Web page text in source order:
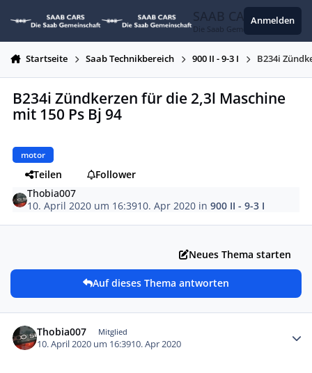
SAAB CARS
Die Saab Gemeinschaft
Anmelden
Startseite Saab Technikbereich 900 II - 9-3 I B234i
B234i Zündkerzen für die 2,3l Maschine
mit 150 Ps Bj 94
motor
Teilen
Follower
Thobia007
10. April 2020 um 16:3910. Apr 2020 in900 II - 9-3 I
Neues Thema starten
Auf dieses Thema antworten
Thobia007 Mitglied
10. April 2020 um 16:3910. Apr 2020